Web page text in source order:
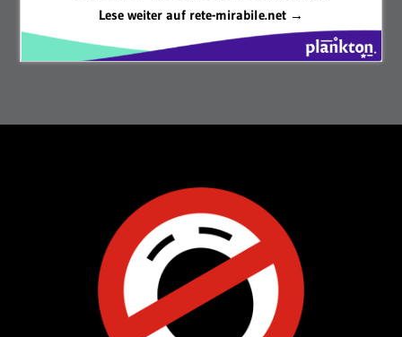
Lese weiter auf rete-mirabile.net →